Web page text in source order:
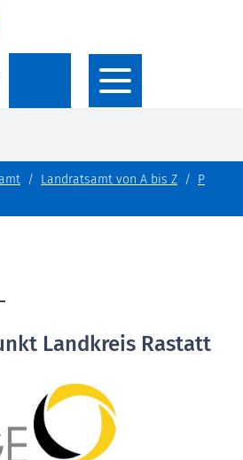
Landratsamt von A bis Z
P
Landkreis Rastatt